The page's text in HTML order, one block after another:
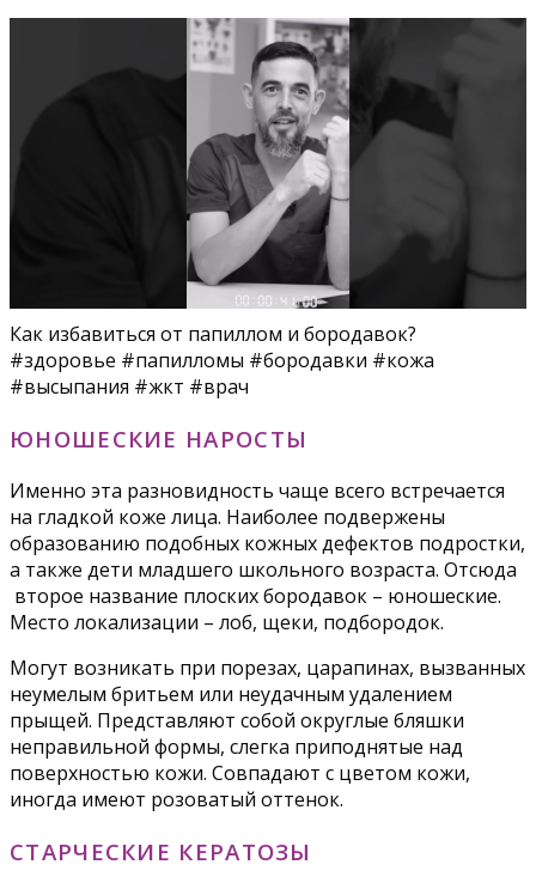
Как избавиться от папиллом и бородавок?
#здоровье #папилломы #бородавки #кожа
#высыпания #жкт #врач
ЮНОШЕСКИЕ НАРОСТЫ
Именно эта разновидность чаще всего встречается
на гладкой коже лица. Наиболее подвержены
образованию подобных кожных дефектов подростки,
а также дети младшего школьного возраста. Отсюда
второе название плоских бородавок – юношеские.
Место локализации – лоб, щеки, подбородок.
Могут возникать при порезах, царапинах, вызванных
неумелым бритьем или неудачным удалением
прыщей. Представляют собой округлые бляшки
неправильной формы, слегка приподнятые над
поверхностью кожи. Совпадают с цветом кожи,
иногда имеют розоватый оттенок.
СТАРЧЕСКИЕ КЕРАТОЗЫ